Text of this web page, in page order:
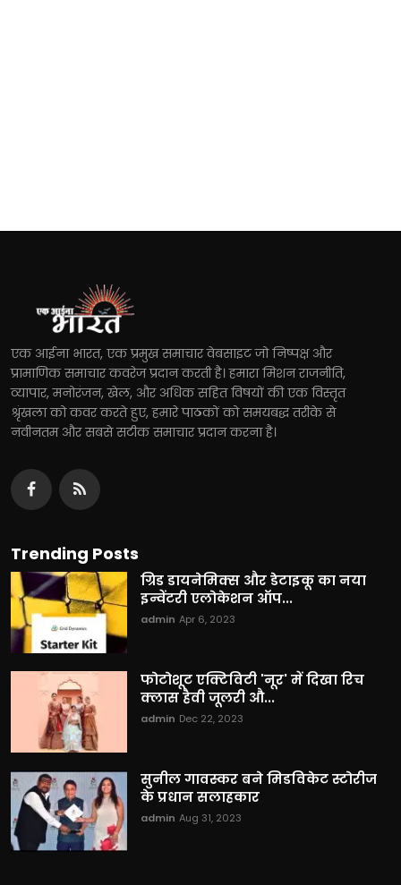
एक आईना भारत, एक प्रमुख समाचार वेबसाइट जो निष्पक्ष और
प्रामाणिक समाचार कवरेज प्रदान करती है। हमारा मिशन राजनीति,
व्यापार, मनोरंजन, खेल, और अधिक सहित विषयों की एक विस्तृत
श्रृंखला को कवर करते हुए, हमारे पाठकों को समयबद्ध तरीके से
नवीनतम और सबसे सटीक समाचार प्रदान करना है।
Trending Posts
ग्रिड डायनेमिक्स और डेटाइकू का नया
इन्वेंटरी एलोकेशन ऑप...
admin Apr 6, 2023
फोटोशूट एक्टिविटी 'नूर' में दिखा रिच
क्लास हैवी जूलरी औ...
admin Dec 22, 2023
सुनील गावस्कर बने मिडविकेट स्टोरीज
के प्रधान सलाहकार
admin Aug 31, 2023